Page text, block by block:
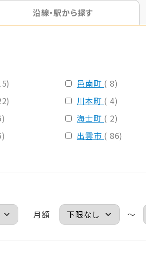
沿線・駅から探す
邑南町 ( 8)
川本町 ( 4)
海士町 ( 2)
出雲市 ( 86)
月額 ～